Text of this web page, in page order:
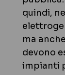
quindi,
ma
devono
impianti